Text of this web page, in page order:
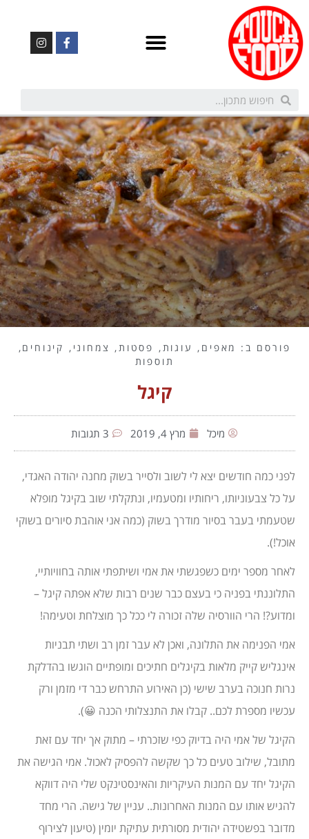
פורסם ב: מאפים , עוגות, פסטות, צמחוני , קינוחים,
תוספות
קיגל
מיכל מרץ 4, 2019 3 תגובות
לפני כמה חודשים יצא לי לשוב ולסייר בשוק מחנה יהודה האגדי,
על כל צבעוניותו, ריחותיו ומטעמיו, ונתקלתי שוב בקיגל מופלא
שטעמתי בעבר בסיור מודרך בשוק (כמה אני אוהבת סיורים בשוקי
אוכל!).
לאחר מספר ימים כשפגשתי את אמי ושיתפתי אותה בחוויותיי,
התלוננתי בפניה כי בעצם כבר שנים רבות שלא אפתה קיגל –
ומדוע?! הרי הוורסיה שלה זכורה לי ככל כך מוצלחת וטעימה!
אמי הפנימה את התלונה, ואכן לא עבר זמן רב ושתי תבניות
אינגליש קייק מלאות בקיגלים חתיכים ומופתיים הוגשו בהדלקת
נרות חנוכה בערב שישי (כן האירוע התרחש כבר די מזמן ורק
עכשיו מספרת לכם.. קבלו את התנצלותי הכנה 😀).
הקיגל של אמי היה בדיוק כפי שזכרתי – מתוק אך יחד עם זאת
מתובל, שילוב טעים כל כך שקשה להפסיק לאכול. אמי הגישה את
הקיגל יחד עם המנות העיקריות והאינסטינקט שלי היה דווקא
להגיש אותו עם המנות האחרונות.. עניין של גישה. הרי מחד
מדובר בפשטידה יהודית מסורתית עתיקת יומין (טיעון לצירוף